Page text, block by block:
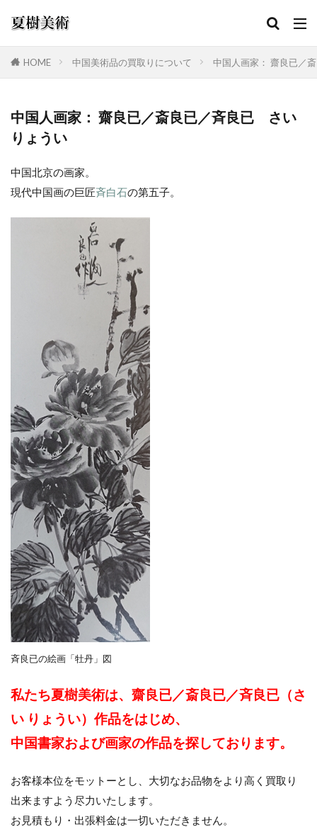
HOME 中国美術品の買取りについて 中国人画家： 齋良已／
中国人画家： 齋良已／斎良已／斉良已 さい
りょうい
中国北京の画家。
現代中国画の巨匠斉白石の第五子。
斉良已の絵画「牡丹」図
私たち夏樹美術は、齋良已／斎良已／斉良已（さ
い りょうい）作品をはじめ、
中国書家および画家の作品を探しております。
お客様本位をモットーとし、大切なお品物をより高く買取り
出来ますよう尽力いたします。
お見積もり・出張料金は一切いただきません。
カテゴリー